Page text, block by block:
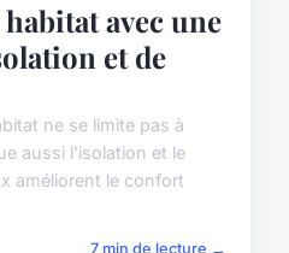
avec une
et de
ne se limite pas à
aussi l'isolation et le
améliorent le confort
7 min de lecture →